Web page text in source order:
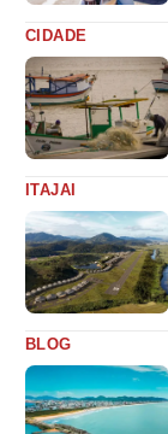
CIDADE
ITAJAI
BLOG